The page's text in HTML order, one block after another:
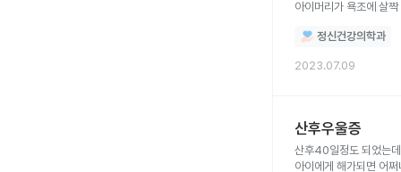
아이머리가 욕조에 살
가슴이 두근거리고 왠
정신건강의학과
2023.07.09
산후우울증
산후40일정도 되었는데 아침마다 으실거리는 등 산후풍 증상으로 나이들어서까지 이러면 어쩌지하는 불안감 아기케어중 사소한 행